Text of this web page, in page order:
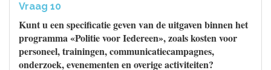
Vraag 10
Kunt u een specificatie geven van de uitgaven binnen het
programma «Politie voor Iedereen», zoals kosten voor
personeel, trainingen, communicatiecampagnes,
onderzoek, evenementen en overige activiteiten?